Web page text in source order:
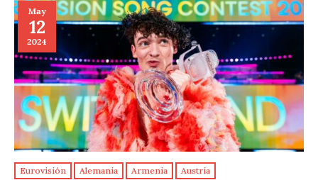
May
12
2024
Eurovisión Alemania Armenia Austria